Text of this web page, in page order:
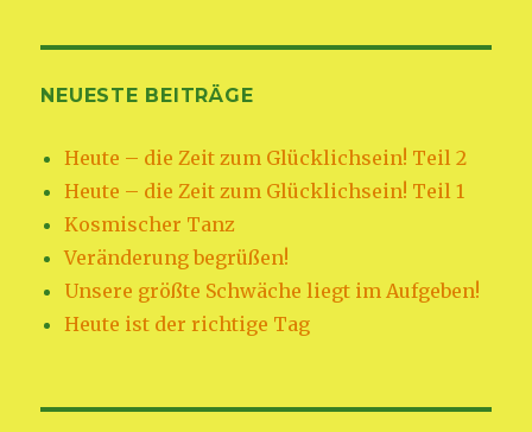
NEUESTE BEITRÄGE
Heute – die Zeit zum Glücklichsein! Teil 2
Heute – die Zeit zum Glücklichsein! Teil 1
Kosmischer Tanz
Veränderung begrüßen!
Unsere größte Schwäche liegt im Aufgeben!
Heute ist der richtige Tag